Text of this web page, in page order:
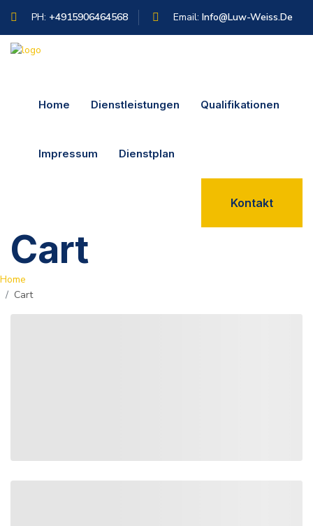
PH: +4915906464568 Email: Info@luw-Weiss.de
Home Dienstleistungen Qualifikationen
Impressum Dienstplan
Kontakt
Cart
Home
Cart